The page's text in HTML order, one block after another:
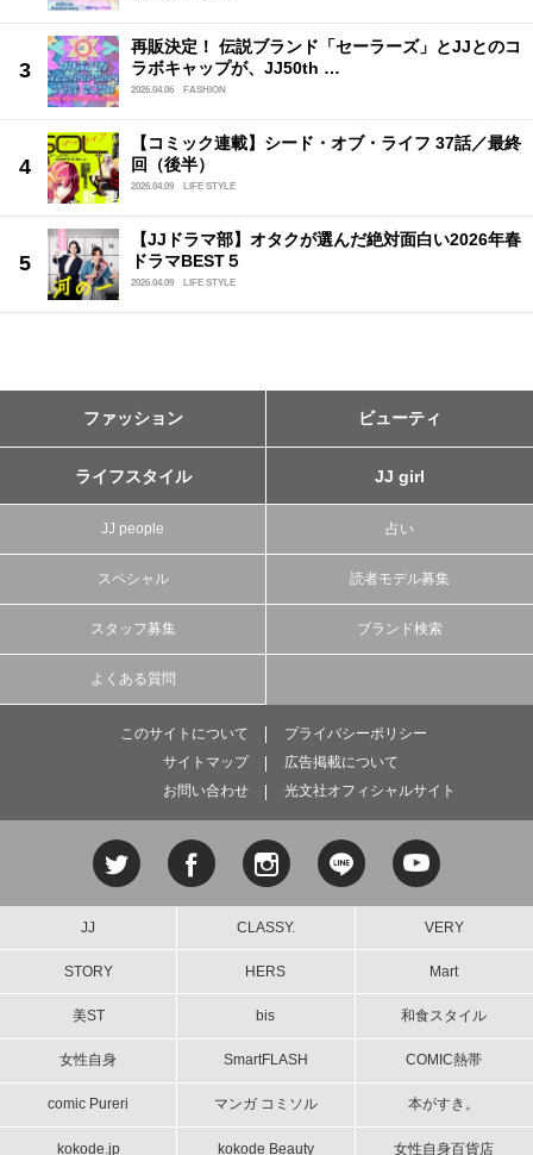
再販決定！ 伝説ブランド「セーラーズ」とJJとのコ
ラボキャップが、JJ50th …
2026.04.06 FASHION
【コミック連載】シード・オブ・ライフ 37話／最終
回（後半）
2026.04.09 LIFE STYLE
【JJドラマ部】オタクが選んだ絶対面白い2026年春
ドラマBEST５
2026.04.09 LIFE STYLE
ファッション ビューティ
ライフスタイル JJ girl
JJ people 占い
スペシャル 読者モデル募集
スタッフ募集 ブランド検索
よくある質問
このサイトについて
プライバシーポリシー
サイトマップ
広告掲載について
お問い合わせ
光文社オフィシャルサイト
JJ CLASSY. VERY
STORY HERS Mart
美ST bis 和食スタイル
女性自身 SmartFLASH COMIC熱帯
comic Pureri マンガ コミソル 本がすき。
kokode.jp kokode Beauty 女性自身百貨店